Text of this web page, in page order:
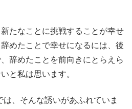
たなことに挑戦することが幸せ
めたことで幸せになるには、後
辞めたことを前向きにとらえら
と私は思います。
、そんな誘いがあふれていま